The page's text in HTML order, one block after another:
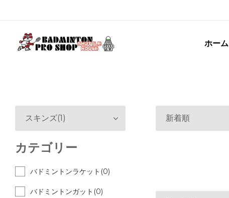
ホーム
新着順
スキンズ(1)
カテゴリー
バドミントンラケット(0)
バドミントンガット(0)